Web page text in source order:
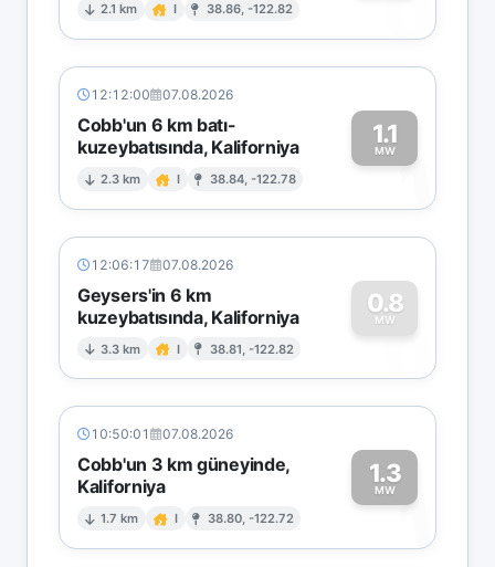
2.1 km I 38.86, -122.82
12:12:00 07.08.2026
Cobb'un 6 km batı-
kuzeybatısında, Kaliforniya
2.3 km I 38.84, -122.78
1.1
MW1
12:06:17 07.08.2026
Geysers'in 6 km
kuzeybatısında, Kaliforniya
3.3 km I 38.81, -122.82
0.8
MW
0
10:50:01 07.08.2026
Cobb'un 3 km güneyinde,
Kaliforniya
1.7 km I 38.80, -122.72
1.3
MW1